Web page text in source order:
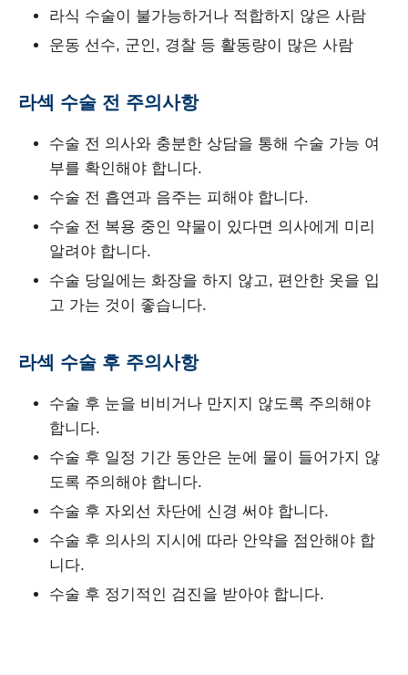
라식 수술이 불가능하거나 적합하지 않은 사람
운동 선수, 군인, 경찰 등 활동량이 많은 사람
라섹 수술 전 주의사항
수술 전 의사와 충분한 상담을 통해 수술 가능 여
부를 확인해야 합니다.
수술 전 흡연과 음주는 피해야 합니다.
수술 전 복용 중인 약물이 있다면 의사에게 미리
알려야 합니다.
수술 당일에는 화장을 하지 않고, 편안한 옷을 입
고 가는 것이 좋습니다.
라섹 수술 후 주의사항
수술 후 눈을 비비거나 만지지 않도록 주의해야
합니다.
수술 후 일정 기간 동안은 눈에 물이 들어가지 않
도록 주의해야 합니다.
수술 후 자외선 차단에 신경 써야 합니다.
수술 후 의사의 지시에 따라 안약을 점안해야 합
니다.
수술 후 정기적인 검진을 받아야 합니다.